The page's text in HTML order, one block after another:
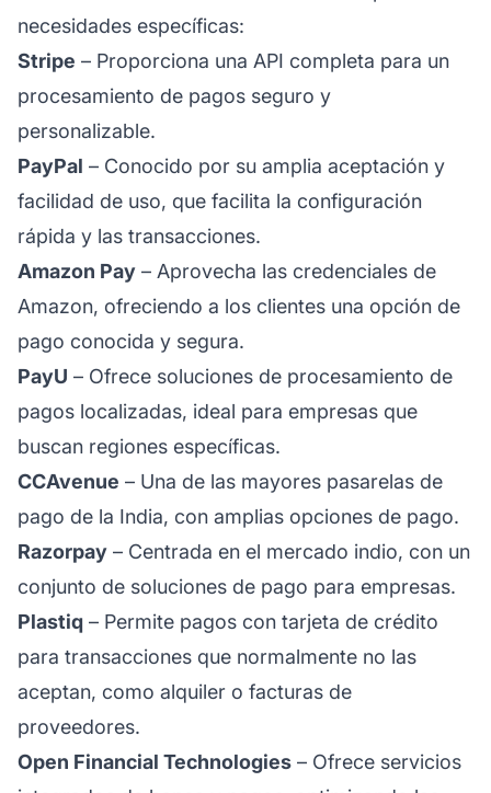
necesidades específicas:
Stripe – Proporciona una API completa para un
procesamiento de pagos seguro y
personalizable.
PayPal – Conocido por su amplia aceptación y
facilidad de uso, que facilita la configuración
rápida y las transacciones.
Amazon Pay – Aprovecha las credenciales de
Amazon, ofreciendo a los clientes una opción de
pago conocida y segura.
PayU – Ofrece soluciones de procesamiento de
pagos localizadas, ideal para empresas que
buscan regiones específicas.
CCAvenue – Una de las mayores pasarelas de
pago de la India, con amplias opciones de pago.
Razorpay – Centrada en el mercado indio, con un
conjunto de soluciones de pago para empresas.
Plastiq – Permite pagos con tarjeta de crédito
para transacciones que normalmente no las
aceptan, como alquiler o facturas de
proveedores.
Open Financial Technologies – Ofrece servicios